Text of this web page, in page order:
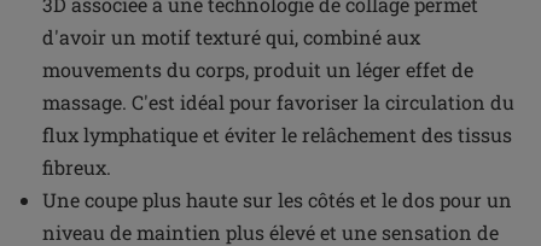
d'avoir un motif texturé qui, combiné aux
mouvements du corps, produit un léger effet de
massage. C'est idéal pour favoriser la circulation du
flux lymphatique et éviter le relâchement des tissus
fibreux.
Une coupe plus haute sur les côtés et le dos pour un
niveau de maintien plus élevé et une sensation de